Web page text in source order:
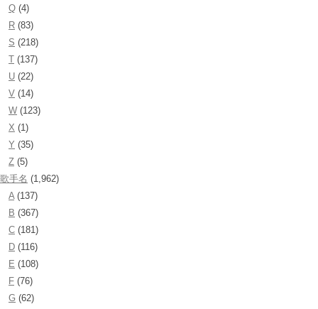
Q (4)
R (83)
S (218)
T (137)
U (22)
V (14)
W (123)
X (1)
Y (35)
Z (5)
歌手名 (1,962)
A(137)
B (367)
C (181)
D (116)
E (108)
F (76)
G (62)